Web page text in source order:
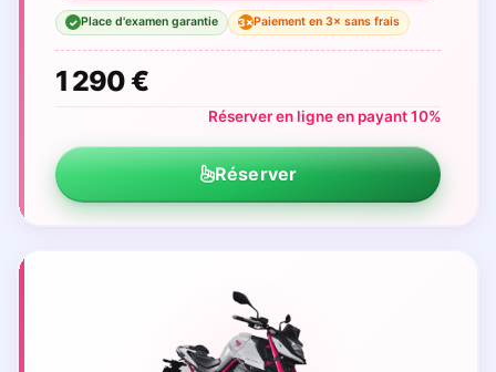
✓ Place d'examen garantie 3×Paiement en 3× sans frais
1 290 €
Réserver en ligne en payant 10%
Réserver